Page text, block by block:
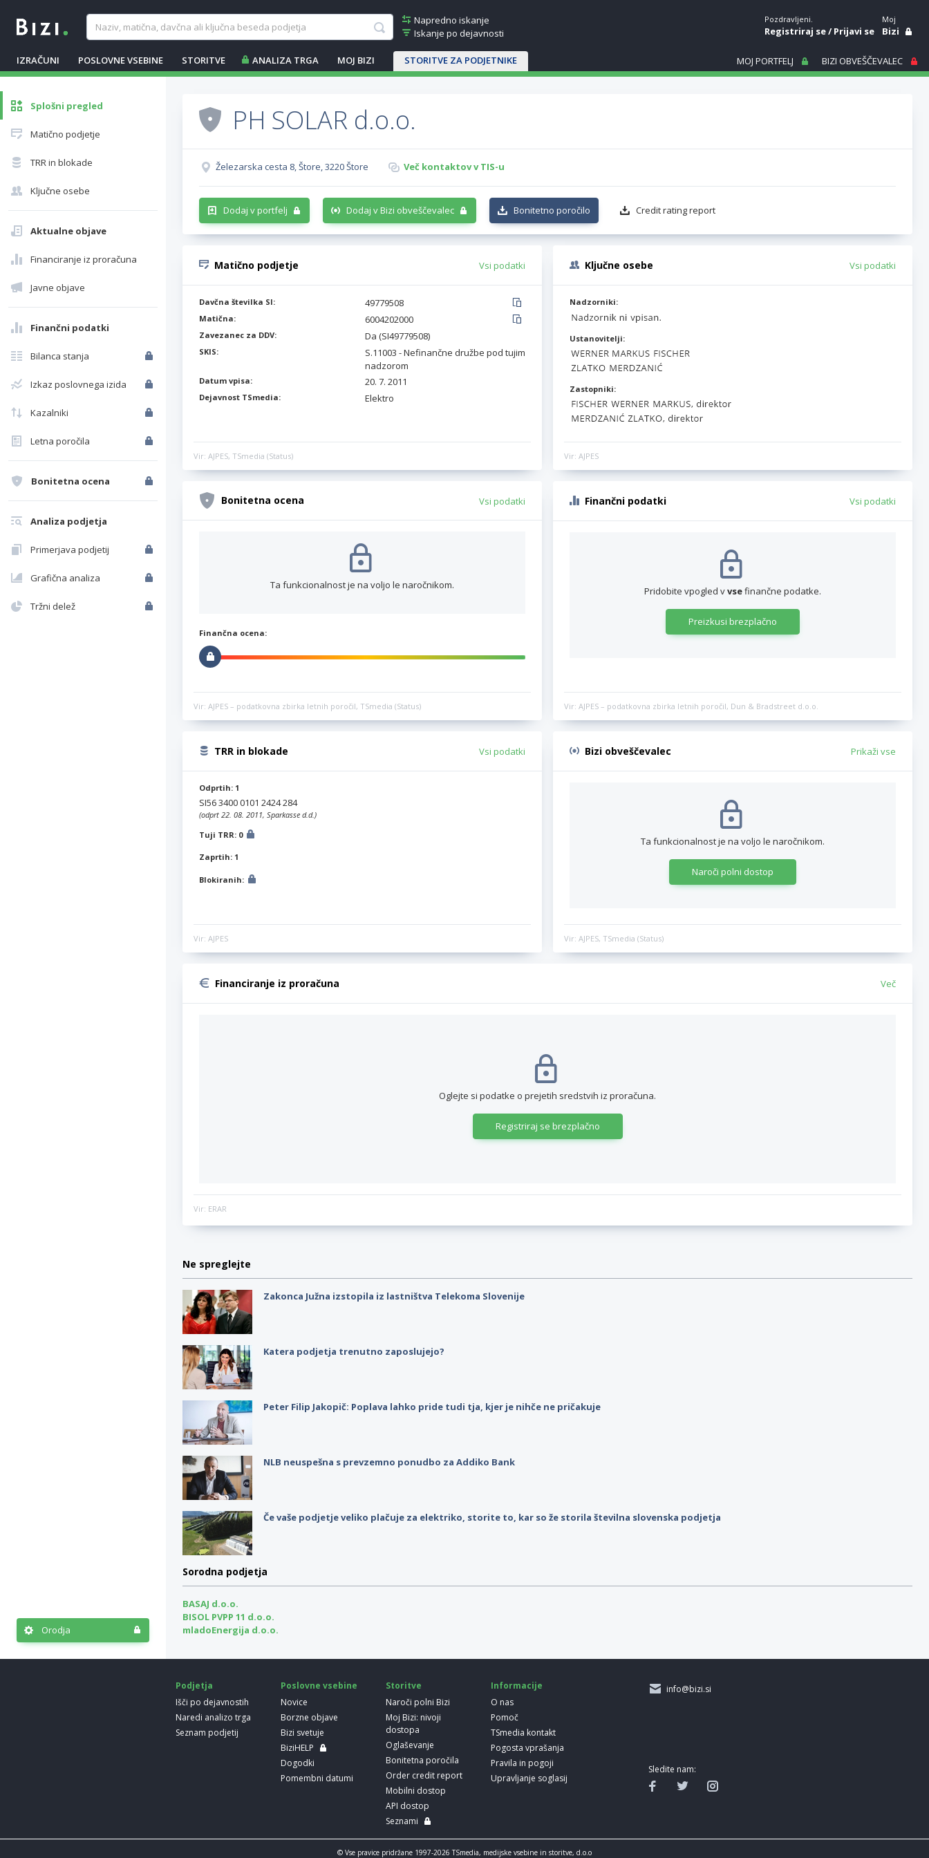
Napredno iskanje
Iskanje po dejavnosti
IZRAČUNI POSLOVNE VSEBINE STORITVE ANALIZA TRGA MOJ BIZI STORITVE ZA PODJETNIKE
Pozdravljeni.
Registriraj se/Prijavi se
Moj
Bizi
MOJ PORTFELJ BIZI OBVEŠČEVALEC
Splošni pregled
Matično podjetje
TRR in blokade
Ključne osebe
Aktualne objave
Financiranje iz proračuna
Javne objave
Finančni podatki
Bilanca stanja
Izkaz poslovnega izida
Kazalniki
Letna poročila
Bonitetna ocena
Analiza podjetja
Primerjava podjetij
Grafična analiza
Tržni delež
Orodja
PH SOLAR d.o.o.
Železarska cesta 8, Štore, 3220 Štore Več kontaktov v TIS-u
Dodaj v portfelj Dodaj v Bizi obveščevalec Bonitetno poročilo Credit rating report
Matično podjetje Vsi podatki
Davčna številka SI: 49779508
Matična: 6004202000
Zavezanec za DDV: Da (SI49779508)
SKIS:
S.11003 - Nefinančne družbe pod tujim
nadzorom
Datum vpisa: 20. 7. 2011
Dejavnost TSmedia: Elektro
Vir: AJPES, TSmedia (Status)
Ključne osebe Vsi podatki
Nadzorniki:
Ustanovitelji:
Zastopniki:
Vir: AJPES
Bonitetna ocena Vsi podatki
Ta funkcionalnost je na voljo le naročnikom.
Finančna ocena:
Vir: AJPES – podatkovna zbirka letnih poročil, TSmedia (Status)
Finančni podatki Vsi podatki
Pridobite vpogled vvsefinančne podatke.
Preizkusi brezplačno
Vir: AJPES – podatkovna zbirka letnih poročil, Dun & Bradstreet d.o.o.
TRR in blokade Vsi podatki
Odprtih: 1
SI56 3400 0101 2424 284
(odprt 22. 08. 2011, Sparkasse d.d.)
Tuji TRR: 0
Zaprtih: 1
Blokiranih:
Vir: AJPES
Bizi obveščevalec Prikaži vse
Ta funkcionalnost je na voljo le naročnikom.
Naroči polni dostop
Vir: AJPES, TSmedia (Status)
Financiranje iz proračuna Več
Oglejte si podatke o prejetih sredstvih iz proračuna.
Registriraj se brezplačno
Vir: ERAR
Ne spreglejte
Zakonca Južna izstopila iz lastništva Telekoma Slovenije
Katera podjetja trenutno zaposlujejo?
Peter Filip Jakopič: Poplava lahko pride tudi tja, kjer je nihče ne pričakuje
NLB neuspešna s prevzemno ponudbo za Addiko Bank
Če vaše podjetje veliko plačuje za elektriko, storite to, kar so že storila številna slovenska podjetja
Sorodna podjetja
BASAJ d.o.o.
BISOL PVPP 11 d.o.o.
mladoEnergija d.o.o.
Podjetja
Išči po dejavnostih
Naredi analizo trga
Seznam podjetij
Poslovne vsebine
Novice
Borzne objave
Bizi svetuje
BiziHELP
Dogodki
Pomembni datumi
Storitve
Naroči polni Bizi
Moj Bizi: nivoji
dostopa
Oglaševanje
Bonitetna poročila
Order credit report
Mobilni dostop
API dostop
Seznami
Informacije
O nas
Pomoč
TSmedia kontakt
Pogosta vprašanja
Pravila in pogoji
Upravljanje soglasij
info@bizi.si
Sledite nam:
© Vse pravice pridržane 1997-2026 TSmedia, medijske vsebine in storitve, d.o.o